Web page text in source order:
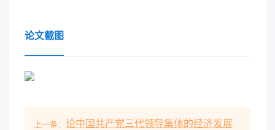
论文截图
上一条： 论中国共产党三代领导集体的经济发展